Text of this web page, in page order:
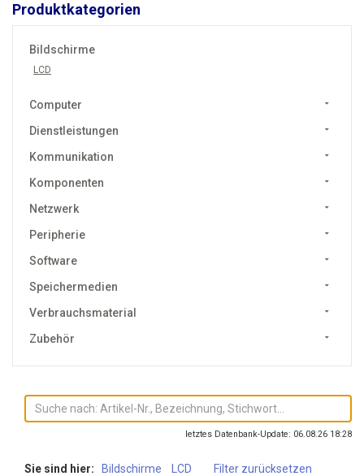
Produktkategorien
Bildschirme
LCD
Computer
Dienstleistungen
Kommunikation
Komponenten
Netzwerk
Peripherie
Software
Speichermedien
Verbrauchsmaterial
Zubehör
letztes Datenbank-Update: 06.08.26 18:28
Sie sind hier: Bildschirme LCD Filter zurücksetzen